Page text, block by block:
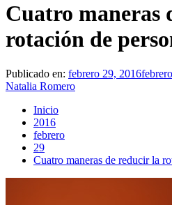
Cuatro maneras
rotación de
Publicado en: febrero 29, 2016
Natalia Romero
Inicio
2016
febrero
29
Cuatro maneras de reducir la